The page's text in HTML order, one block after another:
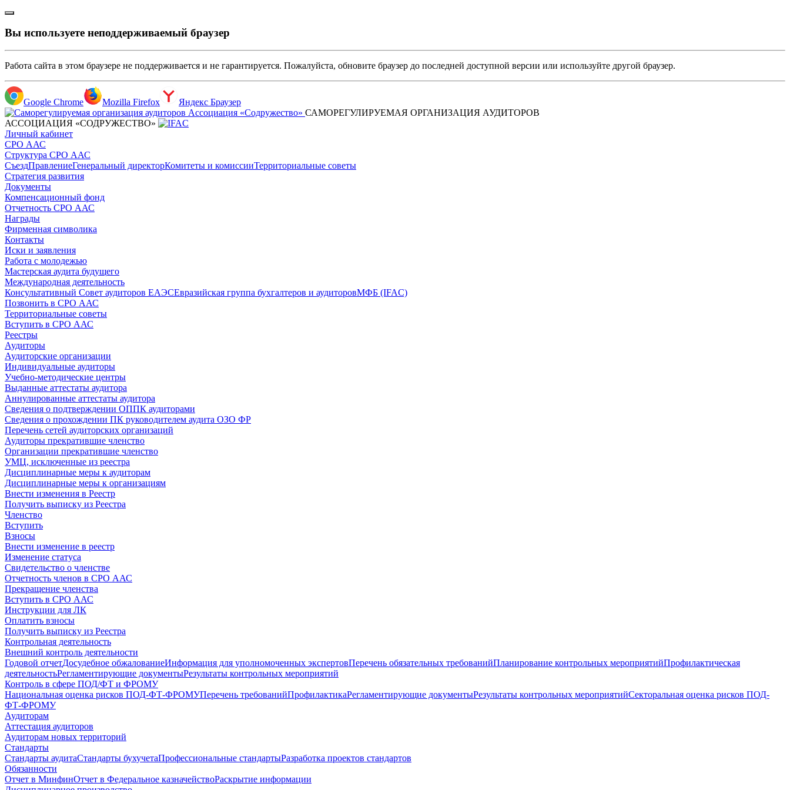
Вы используете неподдерживаемый браузер
Работа сайта в этом браузере не поддерживается и не гарантируется. Пожалуйста, обновите браузер до последней доступной версии или используйте другой браузер.
Google Chrome Mozilla Firefox
Яндекс Браузер
САМОРЕГУЛИРУЕМАЯ ОРГАНИЗАЦИЯ АУДИТОРОВ
АССОЦИАЦИЯ «СОДРУЖЕСТВО»
Личный кабинет
СРО ААС
Структура СРО ААС
СъездПравлениеГенеральный директорКомитеты и комиссииТерриториальные советы
Стратегия развития
Документы
Компенсационный фонд
Отчетность СРО ААС
Награды
Фирменная символика
Контакты
Иски и заявления
Работа с молодежью
Мастерская аудита будущего
Международная деятельность
Консультативный Совет аудиторов ЕАЭСЕвразийская группа бухгалтеров и аудиторовМФБ (IFAC)
Позвонить в СРО ААС
Территориальные советы
Вступить в СРО ААС
Реестры
Аудиторы
Аудиторские организации
Индивидуальные аудиторы
Учебно-методические центры
Выданные аттестаты аудитора
Аннулированные аттестаты аудитора
Сведения о подтверждении ОППК аудиторами
Сведения о прохождении ПК руководителем аудита ОЗО ФР
Перечень сетей аудиторских организаций
Аудиторы прекратившие членство
Организации прекратившие членство
УМЦ, исключенные из реестра
Дисциплинарные меры к аудиторам
Дисциплинарные меры к организациям
Внести изменения в Реестр
Получить выписку из Реестра
Членство
Вступить
Взносы
Внести изменение в реестр
Изменение статуса
Свидетельство о членстве
Отчетность членов в СРО ААС
Прекращение членства
Вступить в СРО ААС
Инструкции для ЛК
Оплатить взносы
Получить выписку из Реестра
Контрольная деятельность
Внешний контроль деятельности
Годовой отчетДосудебное обжалованиеИнформация для уполномоченных экспертовПеречень обязательных требованийПланирование контрольных мероприятийПрофилактическая
деятельностьРегламентирующие документыРезультаты контрольных мероприятий
Контроль в сфере ПОД/ФТ и ФРОМУ
Национальная оценка рисков ПОД-ФТ-ФРОМУПеречень требованийПрофилактикаРегламентирующие документыРезультаты контрольных мероприятийСекторальная оценка рисков ПОД-
ФТ-ФРОМУ
Аудиторам
Аттестация аудиторов
Аудиторам новых территорий
Стандарты
Стандарты аудитаСтандарты бухучетаПрофессиональные стандартыРазработка проектов стандартов
Обязанности
Отчет в МинфинОтчет в Федеральное казначействоРаскрытие информации